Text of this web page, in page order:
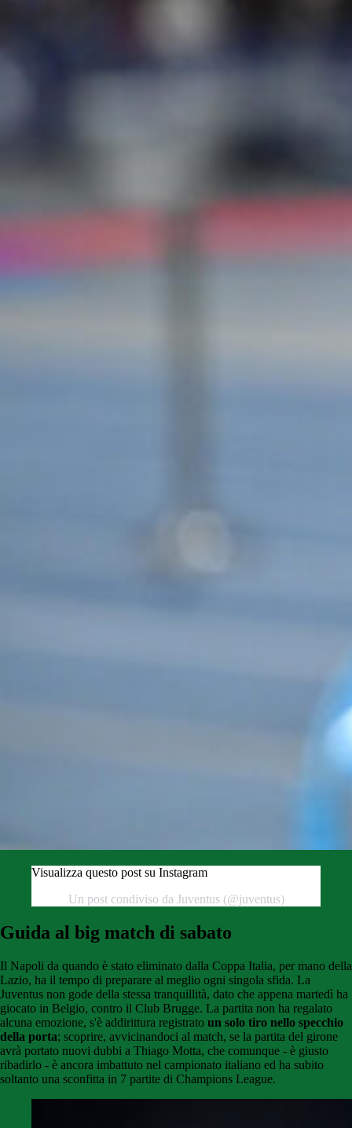
Visualizza questo post su Instagram
Un post condiviso da Juventus (@juventus)
Guida al big match di sabato
Il Napoli da quando è stato eliminato dalla Coppa Italia, per mano della
Lazio, ha il tempo di preparare al meglio ogni singola sfida. La
Juventus non gode della stessa tranquillità, dato che appena martedì ha
giocato in Belgio, contro il Club Brugge. La partita non ha regalato
alcuna emozione, s'è addirittura registrato un solo tiro nello specchio
della porta; scoprire, avvicinandoci al match, se la partita del girone
avrà portato nuovi dubbi a Thiago Motta, che comunque - è giusto
ribadirlo - è ancora imbattuto nel campionato italiano ed ha subito
soltanto una sconfitta in 7 partite di Champions League.